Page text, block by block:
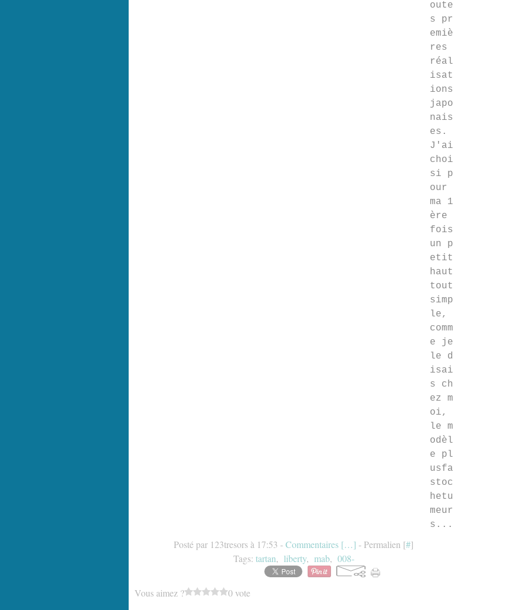
oute
s pr
emiè
res
réal
isat
ions
japo
nais
es.
J'ai
choi
si p
our
ma 1
ère
fois
un p
etit
haut
tout
simp
le,
comm
e je
le d
isai
s ch
ez m
oi,
le m
odèl
e pl
usfa
stoc
hetu
meur
s...
Posté par 123tresors à 17:53 -Commentaires […] - Permalien [#]
Tags: tartan, liberty, mab, 008-
Vous aimez ? 0 vote